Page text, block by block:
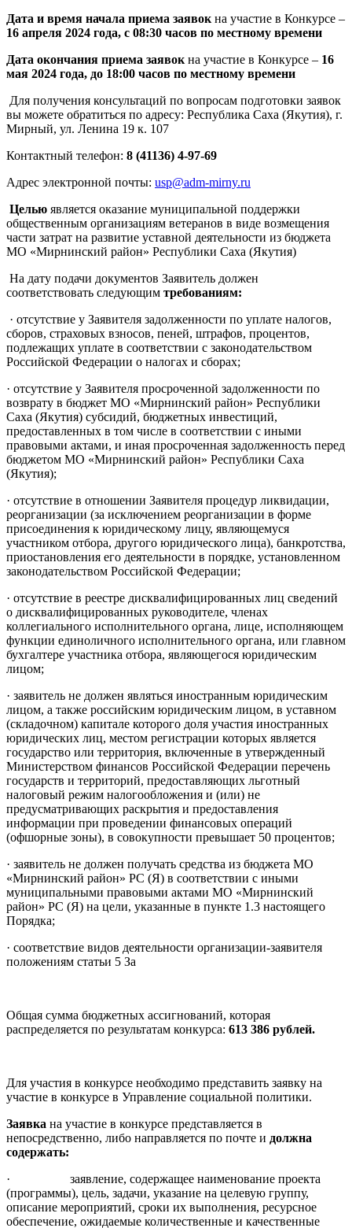
Дата и время начала приема заявок на участие в Конкурсе –
16 апреля 2024 года, с 08:30 часов по местному времени
Дата окончания приема заявок на участие в Конкурсе – 16
мая 2024 года, до 18:00 часов по местному времени
Для получения консультаций по вопросам подготовки заявок
вы можете обратиться по адресу: Республика Саха (Якутия), г.
Мирный, ул. Ленина 19 к. 107
Контактный телефон: 8 (41136) 4-97-69
Адрес электронной почты: usp@adm-mirny.ru
Целью является оказание муниципальной поддержки
общественным организациям ветеранов в виде возмещения
части затрат на развитие уставной деятельности из бюджета
МО «Мирнинский район» Республики Саха (Якутия)
На дату подачи документов Заявитель должен
соответствовать следующим требованиям:
· отсутствие у Заявителя задолженности по уплате налогов,
сборов, страховых взносов, пеней, штрафов, процентов,
подлежащих уплате в соответствии с законодательством
Российской Федерации о налогах и сборах;
· отсутствие у Заявителя просроченной задолженности по
возврату в бюджет МО «Мирнинский район» Республики
Саха (Якутия) субсидий, бюджетных инвестиций,
предоставленных в том числе в соответствии с иными
правовыми актами, и иная просроченная задолженность перед
бюджетом МО «Мирнинский район» Республики Саха
(Якутия);
· отсутствие в отношении Заявителя процедур ликвидации,
реорганизации (за исключением реорганизации в форме
присоединения к юридическому лицу, являющемуся
участником отбора, другого юридического лица), банкротства,
приостановления его деятельности в порядке, установленном
законодательством Российской Федерации;
· отсутствие в реестре дисквалифицированных лиц сведений
о дисквалифицированных руководителе, членах
коллегиального исполнительного органа, лице, исполняющем
функции единоличного исполнительного органа, или главном
бухгалтере участника отбора, являющегося юридическим
лицом;
· заявитель не должен являться иностранным юридическим
лицом, а также российским юридическим лицом, в уставном
(складочном) капитале которого доля участия иностранных
юридических лиц, местом регистрации которых является
государство или территория, включенные в утвержденный
Министерством финансов Российской Федерации перечень
государств и территорий, предоставляющих льготный
налоговый режим налогообложения и (или) не
предусматривающих раскрытия и предоставления
информации при проведении финансовых операций
(офшорные зоны), в совокупности превышает 50 процентов;
· заявитель не должен получать средства из бюджета МО
«Мирнинский район» РС (Я) в соответствии с иными
муниципальными правовыми актами МО «Мирнинский
район» РС (Я) на цели, указанные в пункте 1.3 настоящего
Порядка;
· соответствие видов деятельности организации-заявителя
положениям статьи 5 За
Общая сумма бюджетных ассигнований, которая
распределяется по результатам конкурса: 613 386 рублей.
Для участия в конкурсе необходимо представить заявку на
участие в конкурсе в Управление социальной политики.
Заявка на участие в конкурсе представляется в
непосредственно, либо направляется по почте и должна
содержать:
· заявление, содержащее наименование проекта
(программы), цель, задачи, указание на целевую группу,
описание мероприятий, сроки их выполнения, ресурсное
обеспечение, ожидаемые количественные и качественные